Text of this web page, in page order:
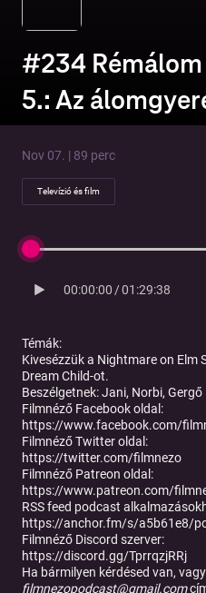
#234
5.: Az
Nov 07. | 89 perc
Televízió és film
00:00:00/01:29:38
Témák:
Kivesézzük a Nightmare on Elm
Dream Child-ot.
Beszélgetnek:Jani, Norbi, Gergő
Filmnéző Facebook oldal:
https://www.facebook.com/
Filmnéző Twitter oldal:
https://twitter.com/filmnezo
Filmnéző Patreon oldal:
https://www.patreon.com/
RSS feed podcast
https://anchor.fm/s/a5b61e8/
Filmnéző Discord szerver:
https://discord.gg/TprrqzjRRj
Ha bármilyen kérdésed van,
filmnezopodcast@gmail.com